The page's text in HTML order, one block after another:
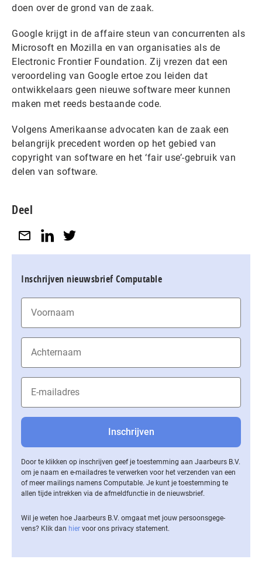
doen over de grond van de zaak.
Google krijgt in de affaire steun van concurrenten als
Microsoft en Mozilla en van organisaties als de
Electronic Frontier Foundation. Zij vrezen dat een
veroordeling van Google ertoe zou leiden dat
ontwikkelaars geen nieuwe software meer kunnen
maken met reeds bestaande code.
Volgens Amerikaanse advocaten kan de zaak een
belangrijk precedent worden op het gebied van
copyright van software en het ‘fair use’-gebruik van
delen van software.
Deel
Inschrijven nieuwsbrief Computable
Door te klikken op inschrijven geef je toestemming aan Jaarbeurs B.V.
om je naam en e-mailadres te verwerken voor het verzenden van een
of meer mailings namens Computable. Je kunt je toestemming te
allen tijde intrekken via de af­meld­func­tie in de nieuwsbrief.
Wil je weten hoe Jaarbeurs B.V. omgaat met jouw per­soons­ge­ge­
vens? Klik dan hier voor ons privacy statement.